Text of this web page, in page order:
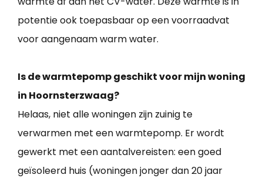
potentie ook toepasbaar op een voorraadvat
voor aangenaam warm water.
Is de warmtepomp geschikt voor mijn woning
in Hoornsterzwaag?
Helaas, niet alle woningen zijn zuinig te
verwarmen met een warmtepomp. Er wordt
gewerkt met een aantalvereisten: een goed
geïsoleerd huis (woningen jonger dan 20 jaar